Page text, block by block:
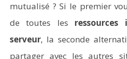
mutualisé ? Si le premier
de toutes les ressources
serveur, la seconde
partager avec les autres